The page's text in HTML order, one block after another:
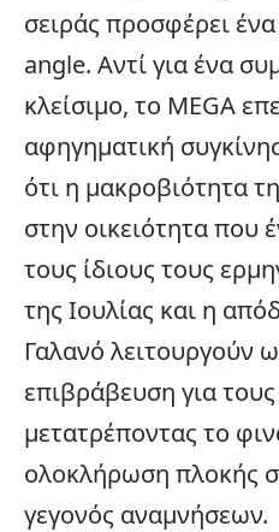
σειράς προσφέρει
angle. Αντί για ένα
κλείσιμο, το MEGA
αφηγηματική
ότι η μακροβιότητα
στην οικειότητα που
τους ίδιους τους
της Ιουλίας και η
Γαλανό λειτουργούν
επιβράβευση για
μετατρέποντας το
ολοκλήρωση πλοκής
γεγονός αναμνήσεων.